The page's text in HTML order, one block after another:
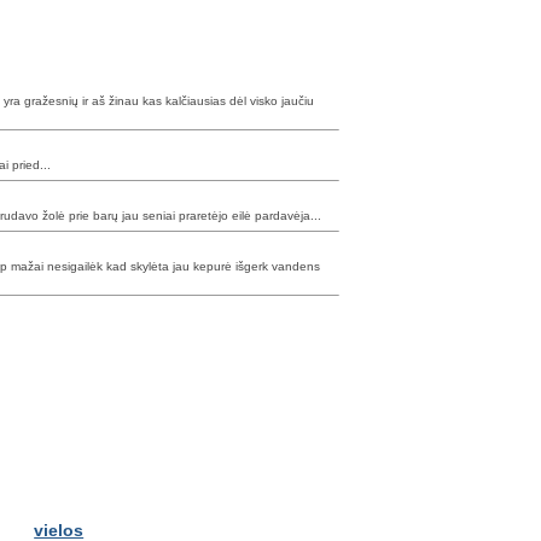
gražesnių ir aš žinau kas kalčiausias dėl visko jaučiu
pried...
žolė prie barų jau seniai praretėjo eilė pardavėja...
mažai nesigailėk kad skylėta jau kepurė išgerk vandens
vielos